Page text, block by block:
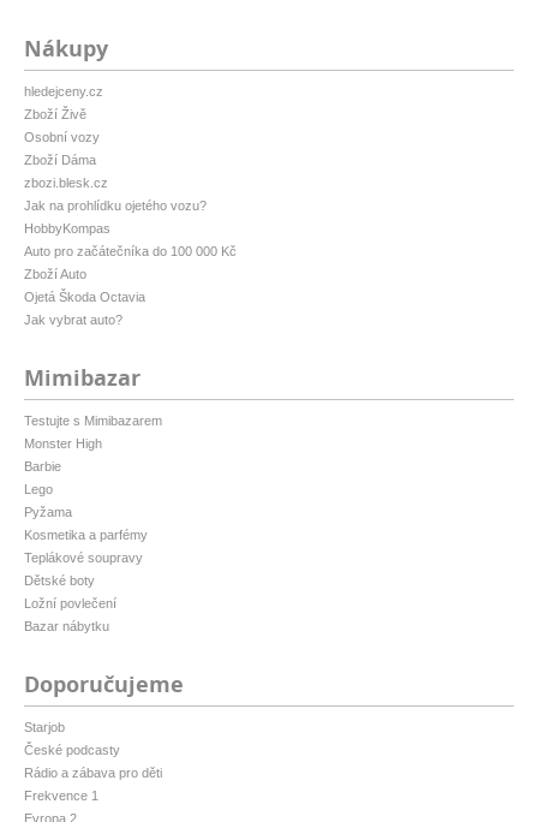
Nákupy
hledejceny.cz
Zboží Živě
Osobní vozy
Zboží Dáma
zbozi.blesk.cz
Jak na prohlídku ojetého vozu?
HobbyKompas
Auto pro začátečníka do 100 000 Kč
Zboží Auto
Ojetá Škoda Octavia
Jak vybrat auto?
Mimibazar
Testujte s Mimibazarem
Monster High
Barbie
Lego
Pyžama
Kosmetika a parfémy
Teplákové soupravy
Dětské boty
Ložní povlečení
Bazar nábytku
Doporučujeme
Starjob
České podcasty
Rádio a zábava pro děti
Frekvence 1
Evropa 2